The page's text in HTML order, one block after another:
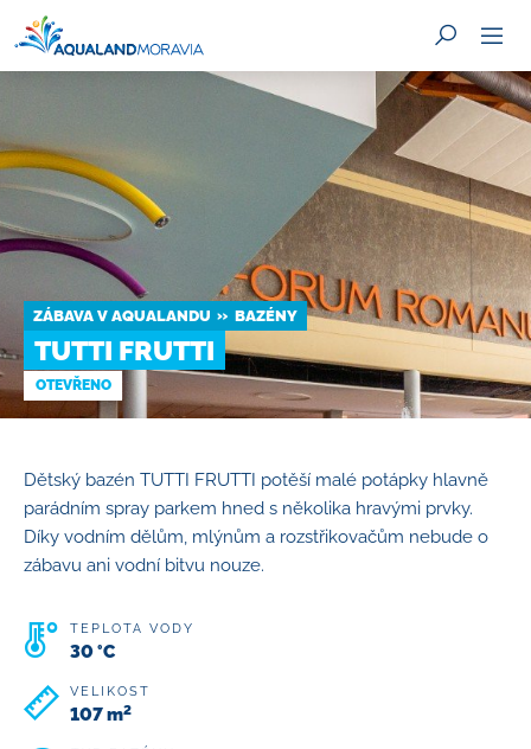
HLEDAT
ZÁBAVA V AQUALANDU BAZÉNY
TUTTI FRUTTI
OTEVŘENO
Dětský bazén TUTTI FRUTTI potěší malé potápky hlavně
parádním spray parkem hned s několika hravými prvky.
Díky vodním dělům, mlýnům a rozstřikovačům nebude o
zábavu ani vodní bitvu nouze.
TEPLOTA VODY
30 °C
VELIKOST
107 m2